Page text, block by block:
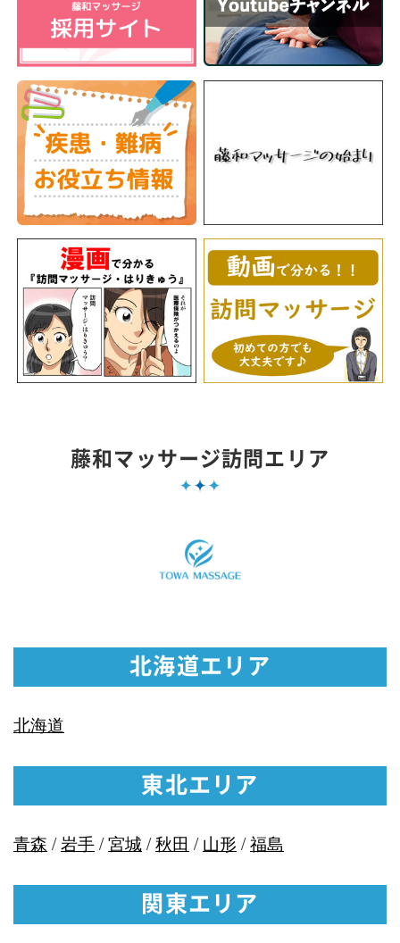
藤和マッサージ訪問エリア
北海道エリア
北海道
東北エリア
青森 /岩手/宮城/秋田 /山形 /福島
関東エリア